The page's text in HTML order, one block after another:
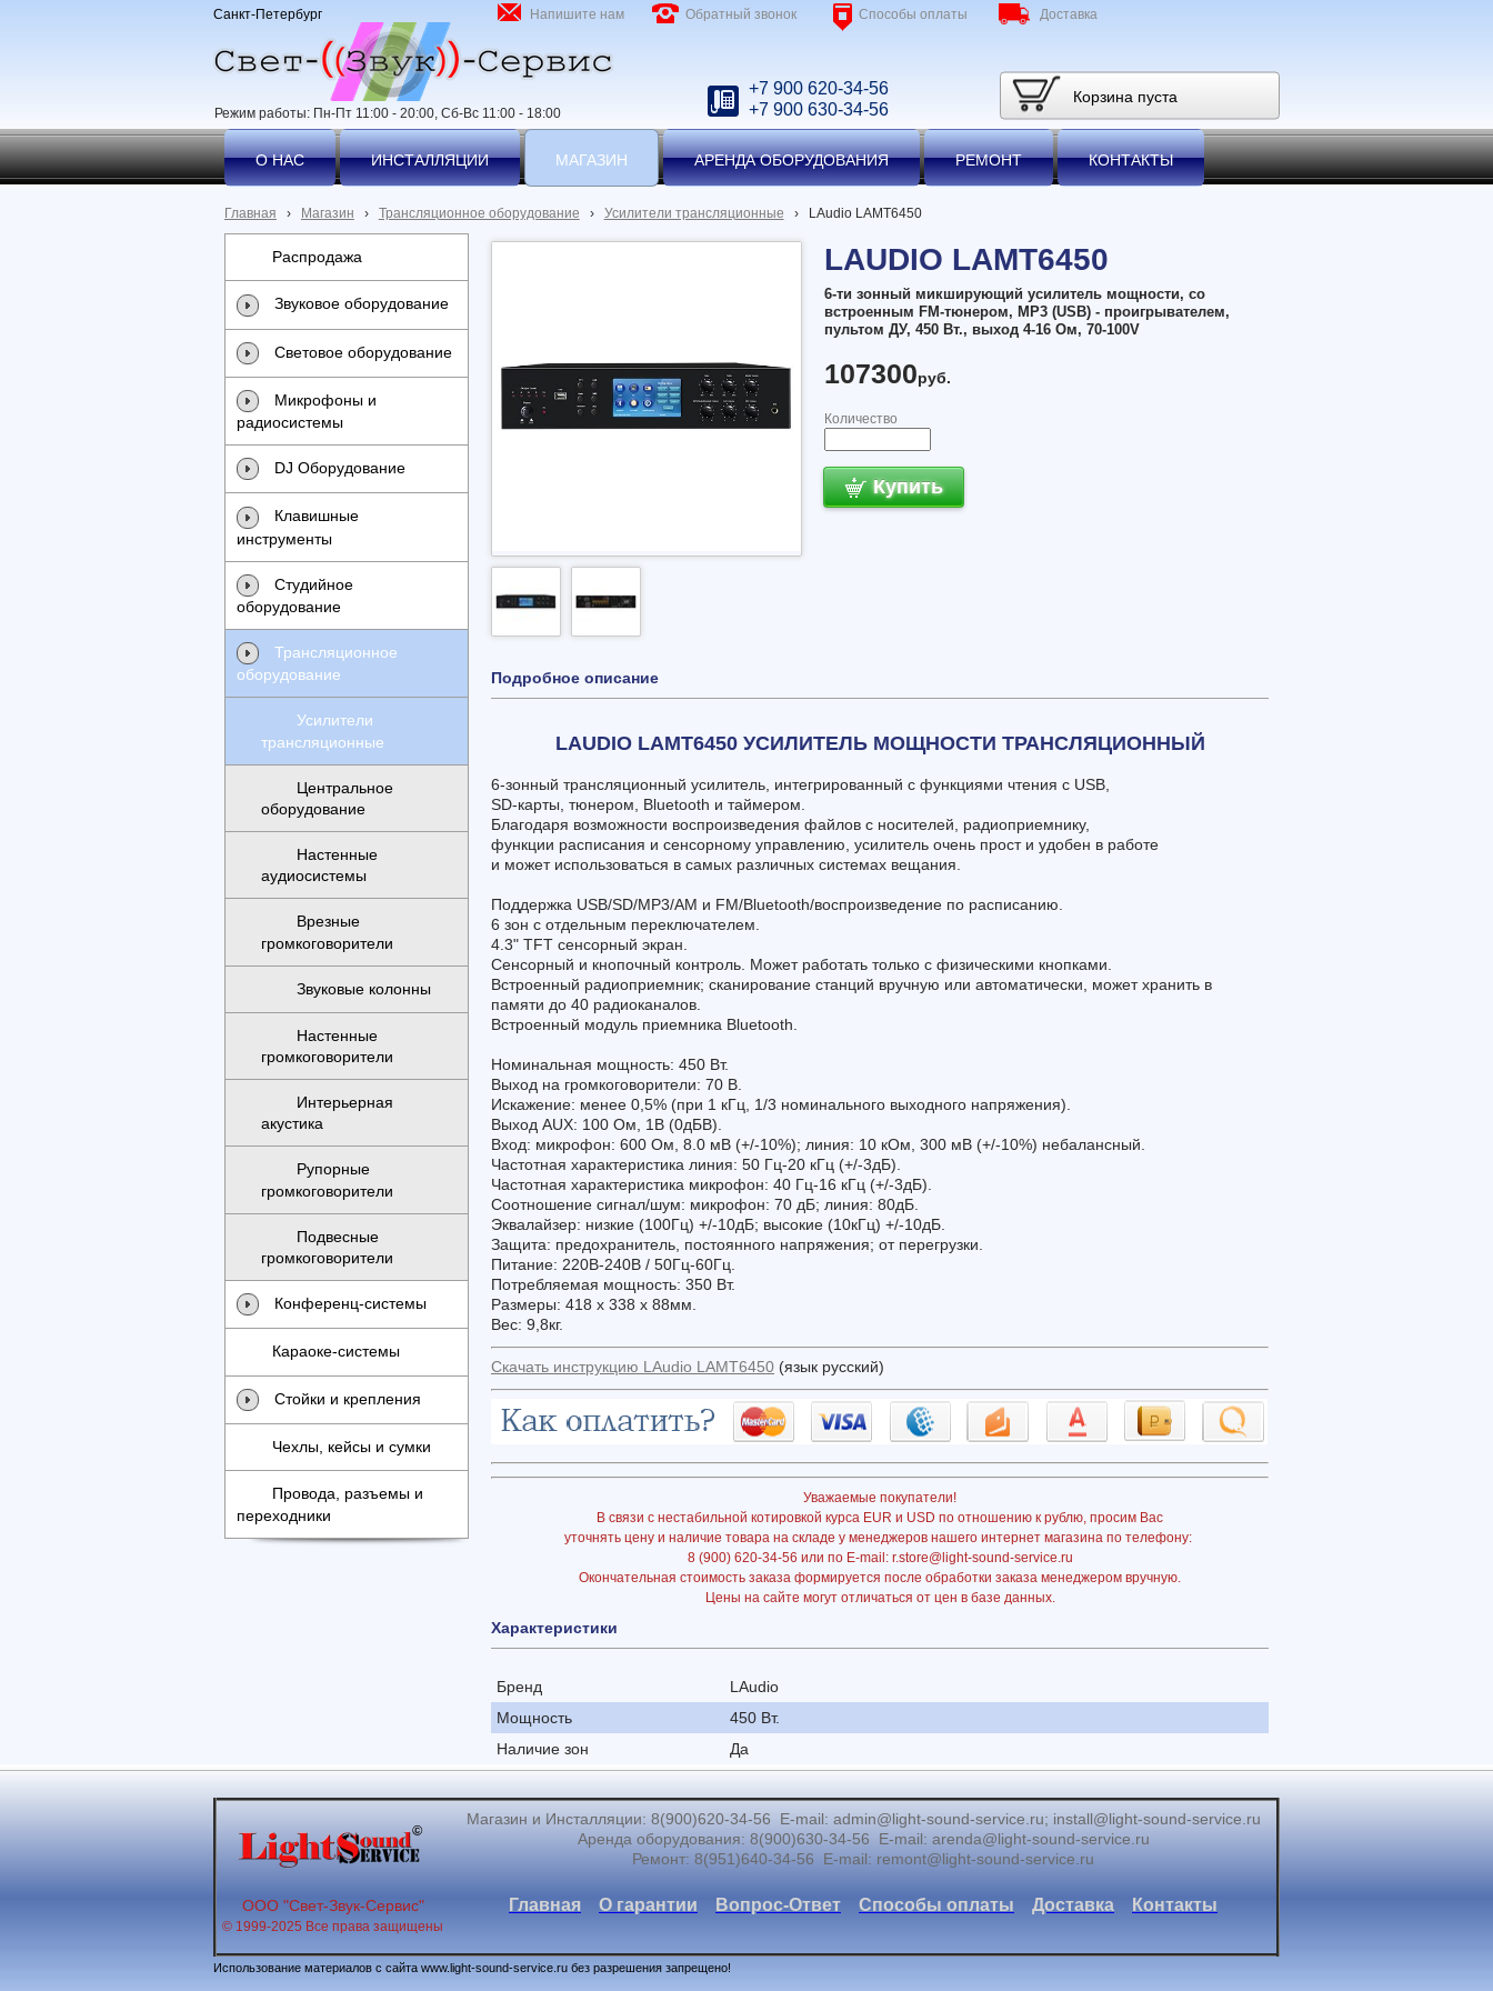
Корзина пуста
Режим работы: Пн-Пт 11:00 - 20:00, Сб-Вс 11:00 - 18:00
Обратный звонок
+7 900 630-34-56
Напишите нам
+7 900 620-34-56
Санкт-Петербург Способы оплаты Доставка
О НАС ИНСТАЛЛЯЦИИ МАГАЗИН АРЕНДА ОБОРУДОВАНИЯ РЕМОНТ КОНТАКТЫ
Главная › Магазин › Трансляционное оборудование › Усилители трансляционные › LAudio LAMT6450
Распродажа
Звуковое оборудование
Световое оборудование
Микрофоны и
радиосистемы
DJ Оборудование
Клавишные
инструменты
Студийное
оборудование
Трансляционное
оборудование
Усилители
трансляционные
Центральное
оборудование
Настенные
аудиосистемы
Врезные
громкоговорители
Звуковые колонны
Настенные
громкоговорители
Интерьерная
акустика
Рупорные
громкоговорители
Подвесные
громкоговорители
Конференц-системы
Караоке-системы
Стойки и крепления
Чехлы, кейсы и сумки
Провода, разъемы и
переходники
LAUDIO LAMT6450
6-ти зонный микширующий усилитель мощности, со
встроенным FM-тюнером, MP3 (USB) - проигрывателем,
пультом ДУ, 450 Вт., выход 4-16 Ом, 70-100V
107300руб.
Количество
Купить
Подробное описание
LAUDIO LAMT6450 УСИЛИТЕЛЬ МОЩНОСТИ ТРАНСЛЯЦИОННЫЙ
6-зонный трансляционный усилитель, интегрированный с функциями чтения с USB,
SD-карты, тюнером, Bluetooth и таймером.
Благодаря возможности воспроизведения файлов с носителей, радиоприемнику,
функции расписания и сенсорному управлению, усилитель очень прост и удобен в работе
и может использоваться в самых различных системах вещания.
Поддержка USB/SD/MP3/AM и FM/Bluetooth/воспроизведение по расписанию.
6 зон с отдельным переключателем.
4.3" TFT сенсорный экран.
Сенсорный и кнопочный контроль. Может работать только с физическими кнопками.
Встроенный радиоприемник; сканирование станций вручную или автоматически, может хранить в
памяти до 40 радиоканалов.
Встроенный модуль приемника Bluetooth.
Номинальная мощность: 450 Вт.
Выход на громкоговорители: 70 В.
Искажение: менее 0,5% (при 1 кГц, 1/3 номинального выходного напряжения).
Выход AUX: 100 Ом, 1В (0дБВ).
Вход: микрофон: 600 Ом, 8.0 мВ (+/-10%); линия: 10 кОм, 300 мВ (+/-10%) небалансный.
Частотная характеристика линия: 50 Гц-20 кГц (+/-3дБ).
Частотная характеристика микрофон: 40 Гц-16 кГц (+/-3дБ).
Соотношение сигнал/шум: микрофон: 70 дБ; линия: 80дБ.
Эквалайзер: низкие (100Гц) +/-10дБ; высокие (10кГц) +/-10дБ.
Защита: предохранитель, постоянного напряжения; от перегрузки.
Питание: 220В-240В / 50Гц-60Гц.
Потребляемая мощность: 350 Вт.
Размеры: 418 х 338 х 88мм.
Вес: 9,8кг.
Скачать инструкцию LAudio LAMT6450 (язык русский)
Уважаемые покупатели!
В связи с нестабильной котировкой курса EUR и USD по отношению к рублю, просим Вас
уточнять цену и наличие товара на складе у менеджеров нашего интернет магазина по телефону:
8 (900) 620-34-56 или по E-mail: r.store@light-sound-service.ru
Окончательная стоимость заказа формируется после обработки заказа менеджером вручную.
Цены на сайте могут отличаться от цен в базе данных.
Характеристики
Бренд
LAudio
Мощность
450 Вт.
Наличие зон
Да
Магазин и Инсталляции: 8(900)620-34-56 E-mail: admin@light-sound-service.ru; install@light-sound-service.ru
Аренда оборудования: 8(900)630-34-56 E-mail: arenda@light-sound-service.ru
Ремонт: 8(951)640-34-56 E-mail: remont@light-sound-service.ru
ООО "Свет-Звук-Сервис"
© 1999-2025 Все права защищены
Главная О гарантии Вопрос-Ответ Способы оплаты Доставка Контакты
Использование материалов с сайта www.light-sound-service.ru без разрешения запрещено!